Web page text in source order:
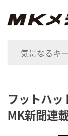
フットハッ
MK新聞連